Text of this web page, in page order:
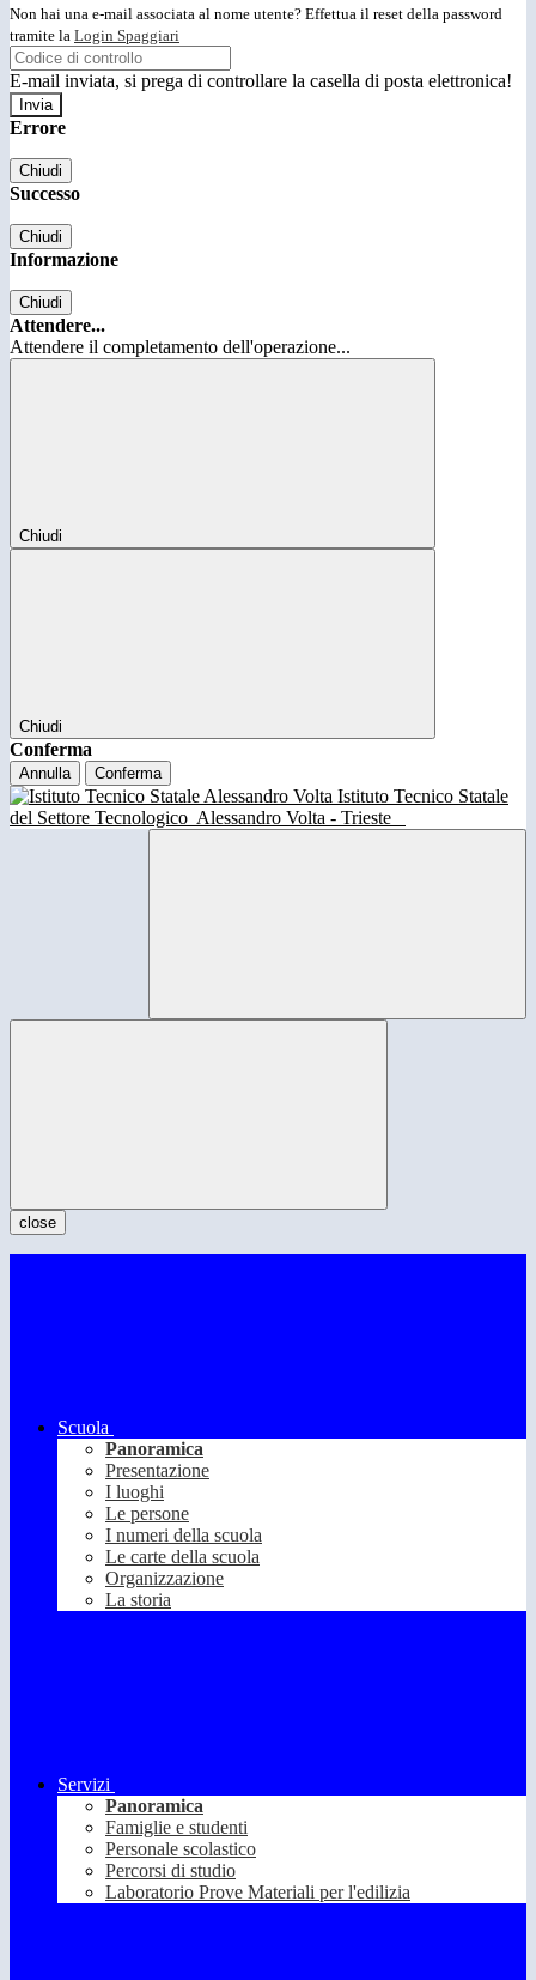
Non hai una e-mail associata al nome utente? Effettua il reset della password
tramite la Login Spaggiari
E-mail inviata, si prega di controllare la casella di posta elettronica!
Errore
Chiudi
Successo
Chiudi
Informazione
Chiudi
Attendere...
Attendere il completamento dell'operazione...
Chiudi
Chiudi
Conferma
Annulla Conferma
Istituto Tecnico Statale
del Settore Tecnologico Alessandro Volta - Trieste
close
Scuola
Panoramica
Presentazione
I luoghi
Le persone
I numeri della scuola
Le carte della scuola
Organizzazione
La storia
Servizi
Panoramica
Famiglie e studenti
Personale scolastico
Percorsi di studio
Laboratorio Prove Materiali per l'edilizia